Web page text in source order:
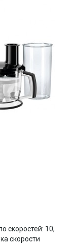
скоростей: 10,
скорости